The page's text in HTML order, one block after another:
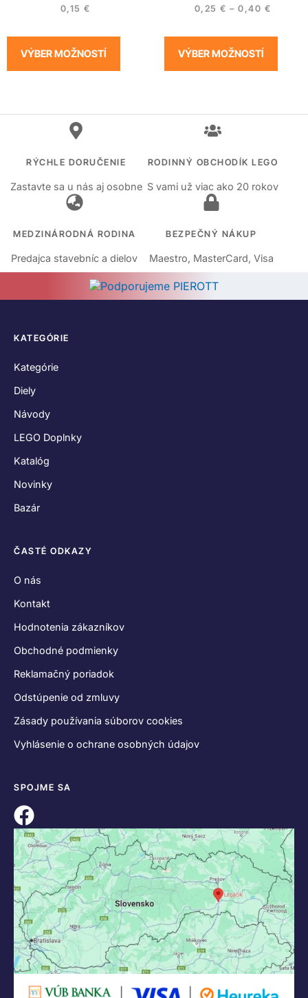
0,15 €
VÝBER MOŽNOSTÍ
0,25€ – 0,40 €
VÝBER MOŽNOSTÍ
RÝCHLE DORUČENIE
Zastavte sa u nás aj osobne
RODINNÝ OBCHODÍK LEGO
S vami už viac ako 20 rokov
MEDZINÁRODNÁ RODINA
Predajca stavebníc a dielov
BEZPEČNÝ NÁKUP
Maestro, MasterCard, Visa
KATEGÓRIE
Kategórie
Diely
Návody
LEGO Doplnky
Katalóg
Novinky
Bazár
ČASTÉ ODKAZY
O nás
Kontakt
Hodnotenia zákazníkov
Obchodné podmienky
Reklamačný poriadok
Odstúpenie od zmluvy
Zásady používania súborov cookies
Vyhlásenie o ochrane osobných údajov
SPOJME SA